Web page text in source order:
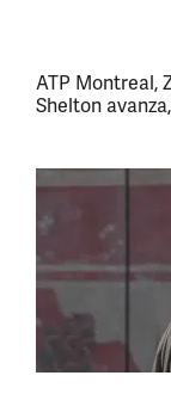
ATP Montreal,
Shelton